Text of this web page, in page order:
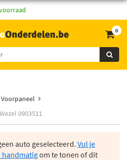
0
Voorpaneel
0903511
auto geselecteerd. Vul je
handmatigom te tonen of dit